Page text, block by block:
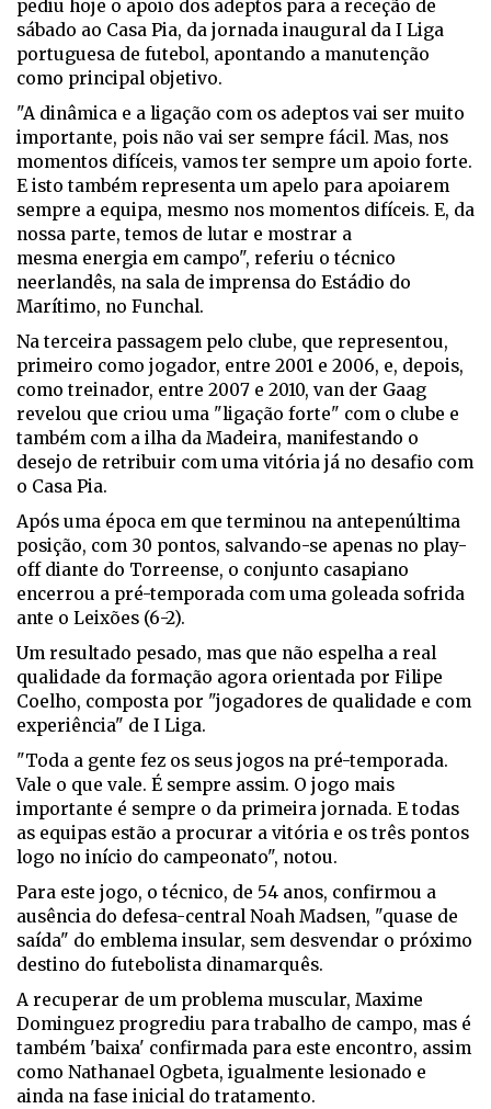
pediu hoje o apoio dos adeptos para a receção de
sábado ao Casa Pia, da jornada inaugural da I Liga
portuguesa de futebol, apontando a manutenção
como principal objetivo.
"A dinâmica e a ligação com os adeptos vai ser muito
importante, pois não vai ser sempre fácil. Mas, nos
momentos difíceis, vamos ter sempre um apoio forte.
E isto também representa um apelo para apoiarem
sempre a equipa, mesmo nos momentos difíceis. E, da
nossa parte, temos de lutar e mostrar a
mesma energia em campo", referiu o técnico
neerlandês, na sala de imprensa do Estádio do
Marítimo, no Funchal.
Na terceira passagem pelo clube, que representou,
primeiro como jogador, entre 2001 e 2006, e, depois,
como treinador, entre 2007 e 2010, van der Gaag
revelou que criou uma "ligação forte" com o clube e
também com a ilha da Madeira, manifestando o
desejo de retribuir com uma vitória já no desafio com
o Casa Pia.
Após uma época em que terminou na antepenúltima
posição, com 30 pontos, salvando-se apenas no play-
off diante do Torreense, o conjunto casapiano
encerrou a pré-temporada com uma goleada sofrida
ante o Leixões (6-2).
Um resultado pesado, mas que não espelha a real
qualidade da formação agora orientada por Filipe
Coelho, composta por "jogadores de qualidade e com
experiência" de I Liga.
"Toda a gente fez os seus jogos na pré-temporada.
Vale o que vale. É sempre assim. O jogo mais
importante é sempre o da primeira jornada. E todas
as equipas estão a procurar a vitória e os três pontos
logo no início do campeonato", notou.
Para este jogo, o técnico, de 54 anos, confirmou a
ausência do defesa-central Noah Madsen, "quase de
saída" do emblema insular, sem desvendar o próximo
destino do futebolista dinamarquês.
A recuperar de um problema muscular, Maxime
Dominguez progrediu para trabalho de campo, mas é
também 'baixa' confirmada para este encontro, assim
como Nathanael Ogbeta, igualmente lesionado e
ainda na fase inicial do tratamento.